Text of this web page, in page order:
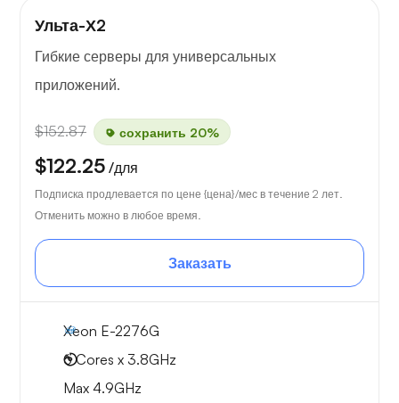
Ульта-Х2
Гибкие серверы для универсальных
приложений.
$152.87 сохранить 20%
$122.25 /для
Подписка продлевается по цене {цена}/мес в течение 2 лет.
Отменить можно в любое время.
Заказать
Xeon E-2276G
6 Cores x 3.8GHz
Max 4.9GHz